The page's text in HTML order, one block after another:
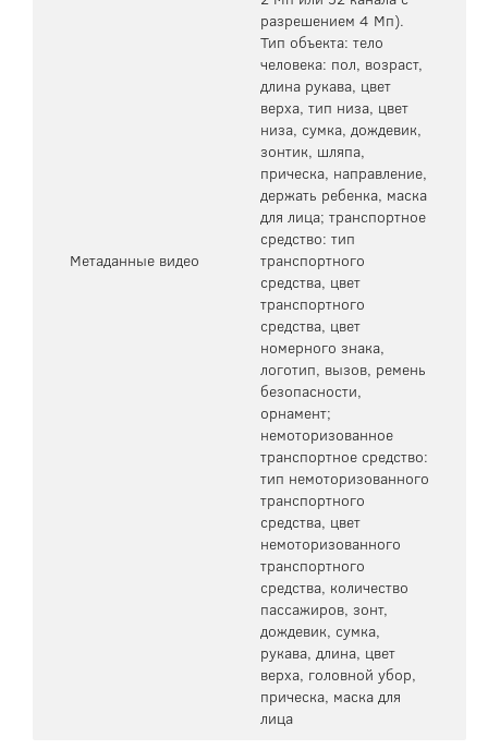
Метаданные видео
разрешением 4 Мп).
Тип объекта: тело
человека: пол, возраст,
длина рукава, цвет
верха, тип низа, цвет
низа, сумка, дождевик,
зонтик, шляпа,
прическа, направление,
держать ребенка, маска
для лица; транспортное
средство: тип
транспортного
средства, цвет
транспортного
средства, цвет
номерного знака,
логотип, вызов, ремень
безопасности,
орнамент;
немоторизованное
транспортное средство:
тип немоторизованного
транспортного
средства, цвет
немоторизованного
транспортного
средства, количество
пассажиров, зонт,
дождевик, сумка,
рукава, длина, цвет
верха, головной убор,
прическа, маска для
лица